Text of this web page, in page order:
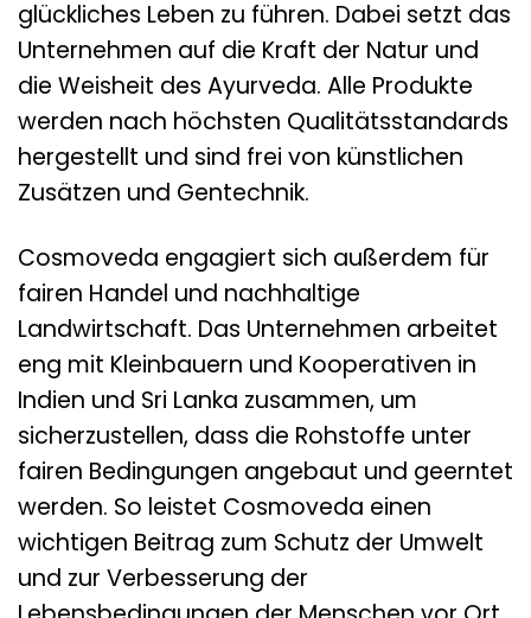
glückliches Leben zu führen. Dabei setzt das
Unternehmen auf die Kraft der Natur und
die Weisheit des Ayurveda. Alle Produkte
werden nach höchsten Qualitätsstandards
hergestellt und sind frei von künstlichen
Zusätzen und Gentechnik.
Cosmoveda engagiert sich außerdem für
fairen Handel und nachhaltige
Landwirtschaft. Das Unternehmen arbeitet
eng mit Kleinbauern und Kooperativen in
Indien und Sri Lanka zusammen, um
sicherzustellen, dass die Rohstoffe unter
fairen Bedingungen angebaut und geerntet
werden. So leistet Cosmoveda einen
wichtigen Beitrag zum Schutz der Umwelt
und zur Verbesserung der